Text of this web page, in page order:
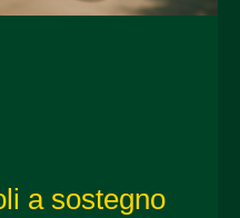
a sostegno